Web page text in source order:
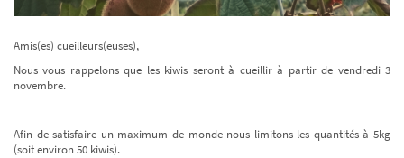
Amis(es) cueilleurs(euses),
Nous vous rappelons que les kiwis seront à cueillir à partir de vendredi 3
novembre.
Afin de satisfaire un maximum de monde nous limitons les quantités à 5kg
(soit environ 50 kiwis).